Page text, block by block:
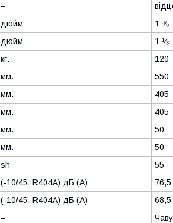
–
дюйм
1 ⅜
дюйм
1 ⅛
кг.
120
мм.
550
мм.
405
мм.
405
мм.
50
мм.
50
sh
55
(-10/45, R404A) дБ (А)
76,5
(-10/45, R404A) дБ (А)
68,5
–